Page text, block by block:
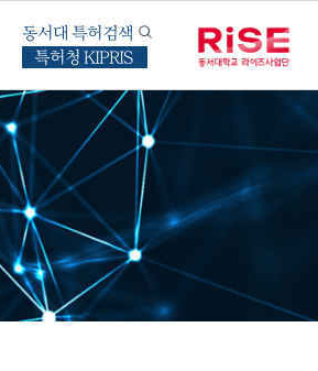
동서대 특허검색
특허청 KIPRIS